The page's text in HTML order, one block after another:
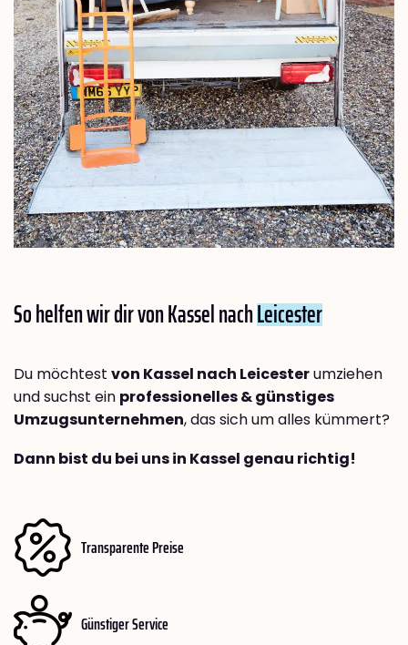
So helfen wir dir von Kassel nachLeicester
Du möchtest von Kassel nach Leicesterumziehen
und suchst ein professionelles & günstiges
Umzugsunternehmen, das sich um alles kümmert?
Dann bist du bei uns in Kassel genau richtig!
Transparente Preise
Günstiger Service